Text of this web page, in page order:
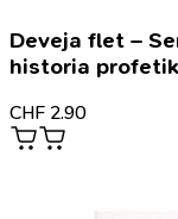
Deveja flet –
historia
CHF 2.90